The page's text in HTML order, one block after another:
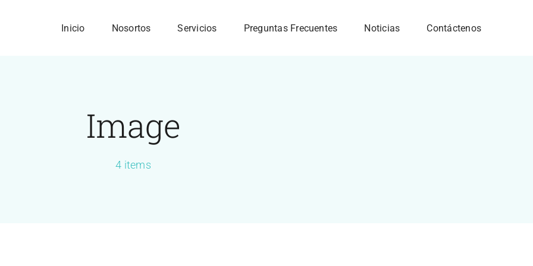
Inicio Nosortos Servicios Preguntas Frecuentes Noticias Contáctenos
Image
4 items